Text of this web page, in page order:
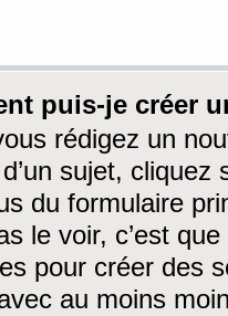
puis-je créer
rédigez un
sujet, cliquez
du formulaire
le voir, c’est
pour créer des
au moins